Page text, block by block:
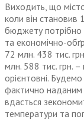
Виходить, що
коли він становив
бюджету потрібно
та економічно-
72 млн. 438 тис.
млн. 588 тис. грн.
орієнтовні.
фактично наданим
вдасться
температури та